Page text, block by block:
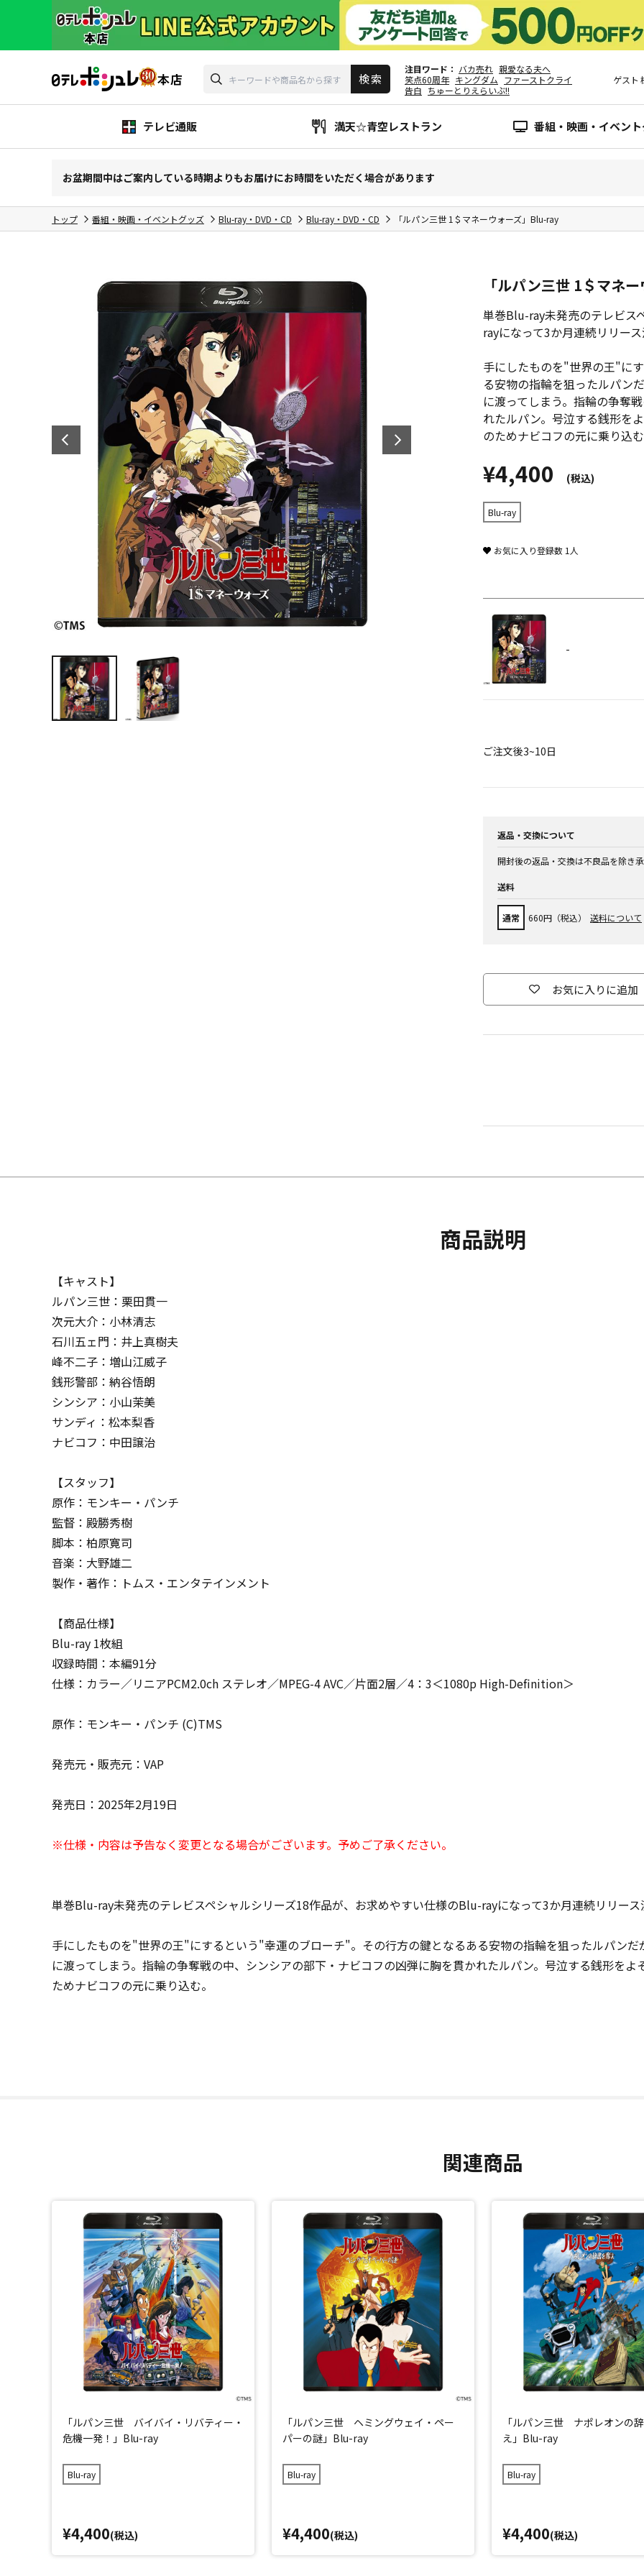
注目ワード バカ売れ 親愛なる夫へ
笑点60周年 キングダム ファーストクライ
告白 ちゅーとりえらいぶ!!
ゲスト
テレビ通販 満天☆青空レストラン 番組・映画・イベン
お盆期間中はご案内している時期よりもお届けにお時間をいただく場合があります
トップ 番組・映画・イベントグッズ Blu-ray・DVD・CD Blu-ray・DVD・CD 「ルパン三世 1＄マネーウォーズ」Blu-ray
「ルパン三世 1＄マネ
単巻Blu-ray未発売のテレビス
rayになって3か月連続リリー
手にしたものを"世界の王"に
る安物の指輪を狙ったルパン
に渡ってしまう。指輪の争奪
れたルパン。号泣する銭形を
のためナビコフの元に乗り込
¥4,400 (税込)
Blu-ray
お気に入り登録数 1 人
-
ご注文後3~10日
返品・交換について
開封後の返品・交換は不良品を除き
送料
通常 660円（税込） 送料について
お気に入りに追加
商品説明
【キャスト】
ルパン三世：栗田貫一
次元大介：小林清志
石川五ェ門：井上真樹夫
峰不二子：増山江威子
銭形警部：納谷悟朗
シンシア：小山茉美
サンディ：松本梨香
ナビコフ：中田譲治
【スタッフ】
原作：モンキー・パンチ
監督：殿勝秀樹
脚本：柏原寛司
音楽：大野雄二
製作・著作：トムス・エンタテインメント
【商品仕様】
Blu-ray 1枚組
収録時間：本編91分
仕様：カラー／リニアPCM2.0ch ステレオ／MPEG-4 AVC／片面2層／4：3＜1080p High-Definition＞
原作：モンキー・パンチ (C)TMS
発売元・販売元：VAP
発売日：2025年2月19日
※仕様・内容は予告なく変更となる場合がございます。予めご了承ください。
単巻Blu-ray未発売のテレビスペシャルシリーズ18作品が、お求めやすい仕様のBlu-rayになって3か月連続リリース
手にしたものを"世界の王"にするという"幸運のブローチ"。その行方の鍵となるある安物の指輪を狙ったルパン
に渡ってしまう。指輪の争奪戦の中、シンシアの部下・ナビコフの凶弾に胸を貫かれたルパン。号泣する銭形を
ためナビコフの元に乗り込む。
関連商品
「ルパン三世 バイバイ・リバティー・
危機一発！」Blu-ray
Blu-ray
¥4,400(税込)
「ルパン三世 ヘミングウェイ・ペー
パーの謎」Blu-ray
Blu-ray
¥4,400(税込)
「ルパン三世 ナポレオンの
え」Blu-ray
Blu-ray
¥4,400(税込)